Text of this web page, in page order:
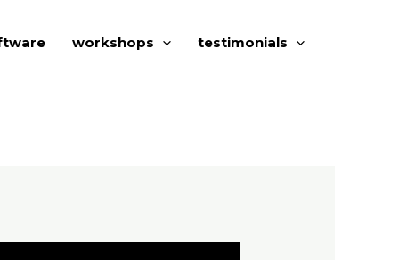
workshops
testimonials